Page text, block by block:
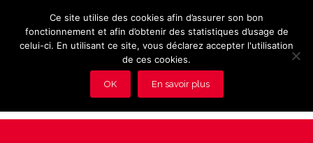
Ce site utilise des cookies afin d’assurer son bon
fonctionnement et afin d’obtenir des statistiques d’usage de
celui-ci. En utilisant ce site, vous déclarez accepter l'utilisation
de ces cookies.
OK En savoir plus